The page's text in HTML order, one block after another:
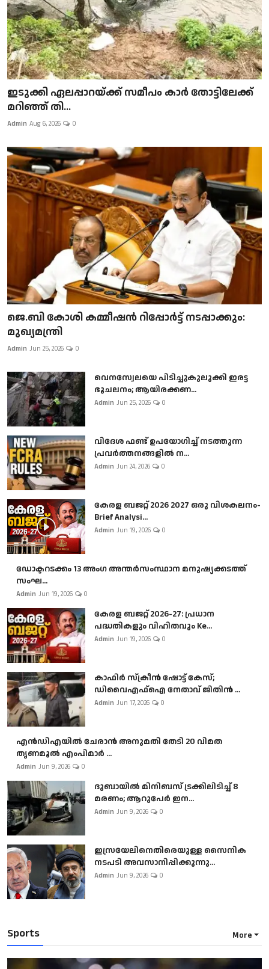
ഇടുക്കി ഏലപ്പാറയ്ക്ക് സമീപം കാർ തോട്ടിലേക്ക്
മറിഞ്ഞ് തി...
Admin Aug 6, 2026 0
ജെ.ബി കോശി കമ്മീഷൻ റിപ്പോർട്ട് നടപ്പാക്കും:
മുഖ്യമന്ത്രി
Admin Jun 25, 2026 0
വെനസ്വേലയെ പിടിച്ചുകുലുക്കി ഇരട്ട
ഭൂചലനം; ആയിരക്കണ...
Admin Jun 25, 2026 0
വിദേശ ഫണ്ട് ഉപയോഗിച്ച് നടത്തുന്ന
പ്രവർത്തനങ്ങളിൽ ന...
Admin Jun 24, 2026 0
കേരള ബജറ്റ് 2026 2027 ഒരു വിശകലനം-
Brief Analysi...
Admin Jun 19, 2026 0
ഡോക്ടറടക്കം 13 അംഗ അന്തർസംസ്ഥാന മനുഷ്യക്കടത്ത്
സംഘ...
Admin Jun 19, 2026 0
കേരള ബജറ്റ് 2026-27: പ്രധാന
പദ്ധതികളും വിഹിതവും Ke...
Admin Jun 19, 2026 0
കാഫിർ സ്‌ക്രീൻ ഷോട്ട് കേസ്;
ഡിവൈഎഫ്ഐ നേതാവ് ജിതിൻ ...
Admin Jun 17, 2026 0
എൻഡിഎയിൽ ചേരാൻ അനുമതി തേടി 20 വിമത
തൃണമൂൽ എംപിമാർ ...
Admin Jun 9, 2026 0
ദുബായിൽ മിനിബസ്​ ട്രക്കിലിടിച്ച് 8
മരണം; ആറുപേർ ഇന...
Admin Jun 9, 2026 0
ഇസ്രയേലിനെതിരെയുള്ള സൈനിക
നടപടി അവസാനിപ്പിക്കുന്നു...
Admin Jun 9, 2026 0
Sports More